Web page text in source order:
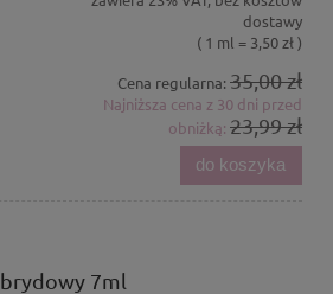
dostawy
( 1 ml = 3,50 zł )
Cena regularna: 35,00 zł
Najniższa cena z 30 dni przed
obniżką: 23,99 zł
do koszyka
7ml